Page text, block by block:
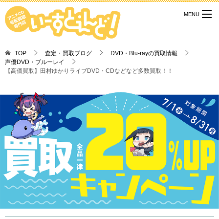
TOP 査定・買取ブログ
DVD・Blu-rayの買取情報
声優DVD・ブルーレイ
【高価買取】田村ゆかりライブDVD・CDなどなど多数買取！！